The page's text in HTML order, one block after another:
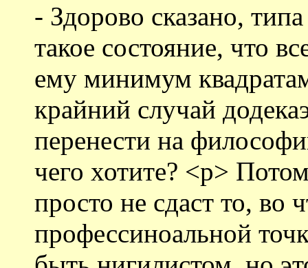
- Здорово сказано,
такое состояние, что
ему минимум
крайний случай
перенести на
чего хотите? <p>
просто не сдаст то, во
профессиноальной